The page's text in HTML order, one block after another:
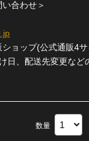
合わせ＞
ョップ(公式通販4サ
日、配送先変更など
数量